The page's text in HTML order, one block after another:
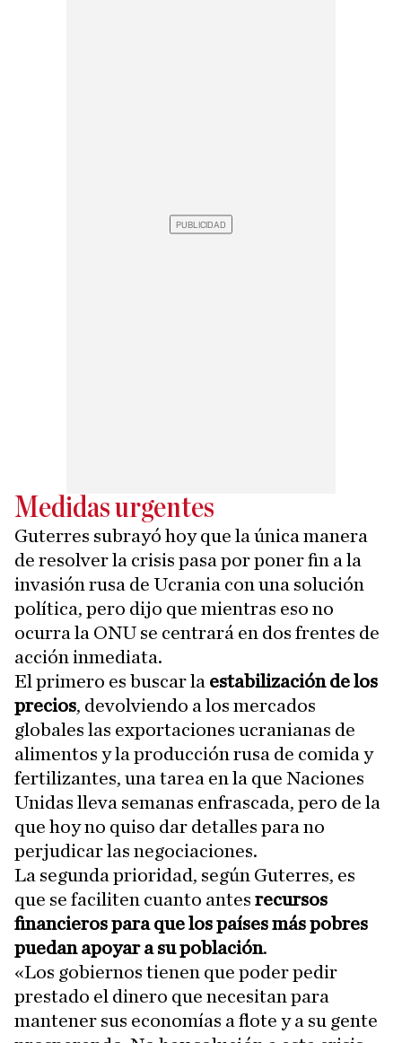
Medidas urgentes
Guterres subrayó hoy que la única manera
de resolver la crisis pasa por poner fin a la
invasión rusa de Ucrania con una solución
política, pero dijo que mientras eso no
ocurra la ONU se centrará en dos frentes de
acción inmediata.
El primero es buscar la estabilización de los
precios, devolviendo a los mercados
globales las exportaciones ucranianas de
alimentos y la producción rusa de comida y
fertilizantes, una tarea en la que Naciones
Unidas lleva semanas enfrascada, pero de la
que hoy no quiso dar detalles para no
perjudicar las negociaciones.
La segunda prioridad, según Guterres, es
que se faciliten cuanto antes recursos
financieros para que los países más pobres
puedan apoyar a su población.
«Los gobiernos tienen que poder pedir
prestado el dinero que necesitan para
mantener sus economías a flote y a su gente